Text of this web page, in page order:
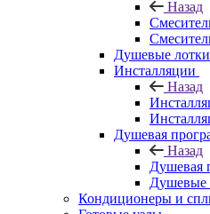
Назад
Душевые лотки
Инсталляции
Назад
Душевая
Назад
Душевая
Душевые
Кондиционеры и